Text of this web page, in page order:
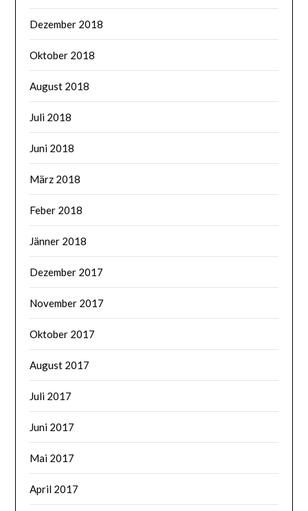
Dezember 2018
Oktober 2018
August 2018
Juli 2018
Juni 2018
März 2018
Feber 2018
Jänner 2018
Dezember 2017
November 2017
Oktober 2017
August 2017
Juli 2017
Juni 2017
Mai 2017
April 2017